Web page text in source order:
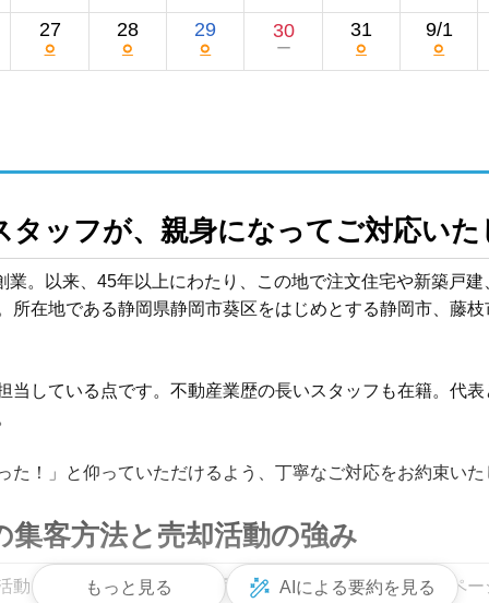
27
○
28
○
29
○
30
ー
31
○
9/1
○
タッフが、親身になってご対応いた
。以来、45年以上にわたり、この地で注文住宅や新築戸
所在地である静岡県静岡市葵区をはじめとする静岡市、藤
当している点です。不動産業歴の長いスタッフも在籍。代
。
た！」と仰っていただけるよう、丁寧なご対応をお約束い
集客方法と売却活動の強み
動を展開しています。買い手の集客方法は、自社ホームペ
もっと見る AIによる要約を見る